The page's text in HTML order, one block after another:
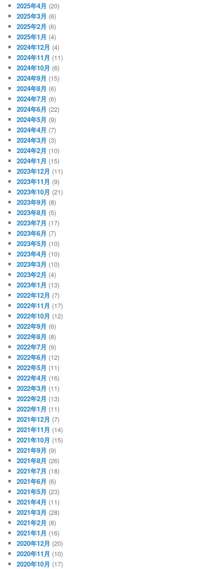
2025年4月 (20)
2025年3月 (6)
2025年2月 (6)
2025年1月 (4)
2024年12月 (4)
2024年11月 (11)
2024年10月 (6)
2024年9月 (15)
2024年8月 (6)
2024年7月 (6)
2024年6月 (22)
2024年5月 (9)
2024年4月 (7)
2024年3月 (3)
2024年2月 (10)
2024年1月 (15)
2023年12月 (11)
2023年11月 (9)
2023年10月 (21)
2023年9月 (8)
2023年8月 (5)
2023年7月 (17)
2023年6月 (7)
2023年5月 (10)
2023年4月 (10)
2023年3月 (10)
2023年2月 (4)
2023年1月 (13)
2022年12月 (7)
2022年11月 (17)
2022年10月 (12)
2022年9月 (6)
2022年8月 (8)
2022年7月 (9)
2022年6月 (12)
2022年5月 (11)
2022年4月 (16)
2022年3月 (11)
2022年2月 (13)
2022年1月 (11)
2021年12月 (7)
2021年11月 (14)
2021年10月 (15)
2021年9月 (9)
2021年8月 (26)
2021年7月 (18)
2021年6月 (6)
2021年5月 (23)
2021年4月 (11)
2021年3月 (28)
2021年2月 (8)
2021年1月 (16)
2020年12月 (20)
2020年11月 (10)
2020年10月 (17)